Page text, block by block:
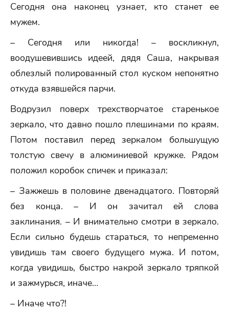
Сегодня она наконец узнает, кто станет ее
мужем.
– Сегодня или никогда! – воскликнул,
воодушевившись идеей, дядя Саша, накрывая
облезлый полированный стол куском непонятно
откуда взявшейся парчи.
Водрузил поверх трехстворчатое старенькое
зеркало, что давно пошло плешинами по краям.
Потом поставил перед зеркалом большущую
толстую свечу в алюминиевой кружке. Рядом
положил коробок спичек и приказал:
– Зажжешь в половине двенадцатого. Повторяй
без конца. – И он зачитал ей слова
заклинания. – И внимательно смотри в зеркало.
Если сильно будешь стараться, то непременно
увидишь там своего будущего мужа. И потом,
когда увидишь, быстро накрой зеркало тряпкой
и зажмурься, иначе…
– Иначе что?!